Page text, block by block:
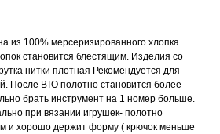
из 100% мерсеризированного хлопка.
становится блестящим. Изделия со
нитки плотная Рекомендуется для
После ВТО полотно становится более
брать инструмент на 1 номер больше.
при вязании игрушек- полотно
и хорошо держит форму ( крючок меньше